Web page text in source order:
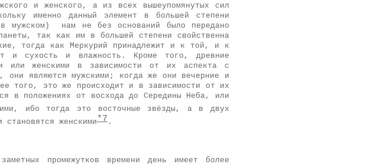
и женского, а из всех вышеупомянутых сил
именно данный элемент в большей степени
мужском) нам не без оснований было передано
так как им в большей степени свойственна
тогда как Меркурий принадлежит и к той, и к
и сухость и влажность. Кроме того, древние
или женскими в зависимости от их аспекта с
они являются мужскими; когда же они вечерние и
того, это же происходит и в зависимости от их
в положениях от восхода до Середины Неба, или
ибо тогда это восточные звёзды, а в двух
женскими *7 .
промежутков времени день имеет более